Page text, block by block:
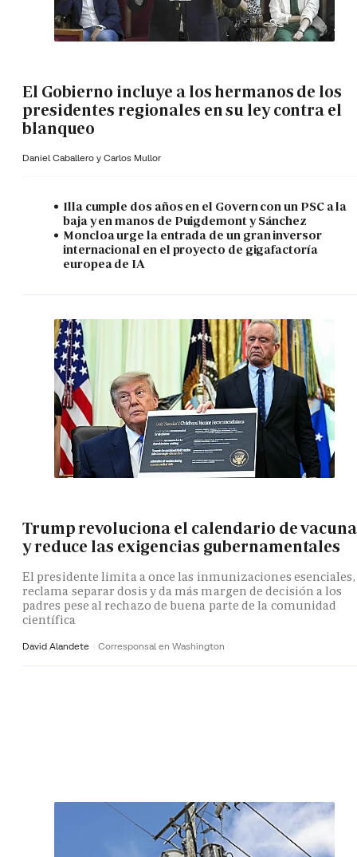
El Gobierno incluye a los hermanos de los
presidentes regionales en su ley contra el
blanqueo
Daniel Caballero y Carlos Mullor
Illa cumple dos años en el Govern con un PSC a la
baja y en manos de Puigdemont y Sánchez
Moncloa urge la entrada de un gran inversor
internacional en el proyecto de gigafactoría
europea de IA
Trump revoluciona el calendario de
y reduce las exigencias gubernamentales
El presidente limita a once las inmunizaciones esenciales,
reclama separar dosis y da más margen de decisión a los
padres pese al rechazo de buena parte de la comunidad
científica
David Alandete Corresponsal en Washington